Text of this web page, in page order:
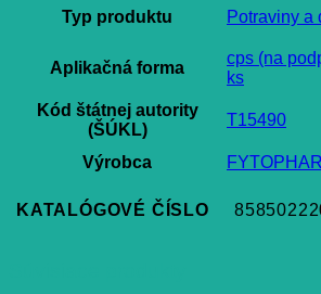
Typ produktu Potraviny a
Aplikačná forma
cps (na
ks
Kód štátnej autority
(ŠÚKL)
T15490
Výrobca
KATALÓGOVÉ ČÍSLO